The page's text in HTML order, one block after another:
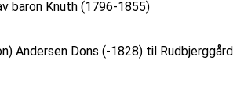
baron Knuth (1796-1855)
Andersen Dons (-1828) til Rudbjerggård